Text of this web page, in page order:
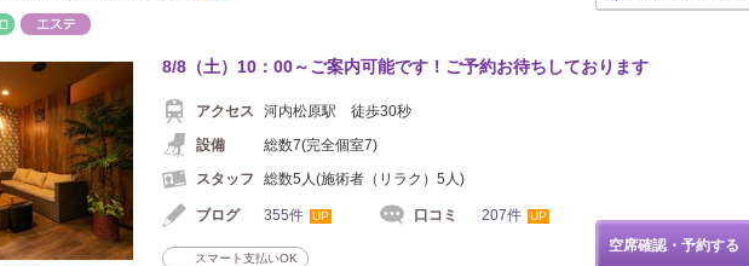
整体・カイロ
8/8（土）10：00～ご案内可能です！ご予約お待ちしております
アクセス
河内松原駅 徒歩30秒
設備
総数7(完全個室7)
スタッフ
総数5人(施術者（リラク）5人)
ブログ 355件 UP 口コミ 207件 UP
スマート支払いOK
空席確認・予約する